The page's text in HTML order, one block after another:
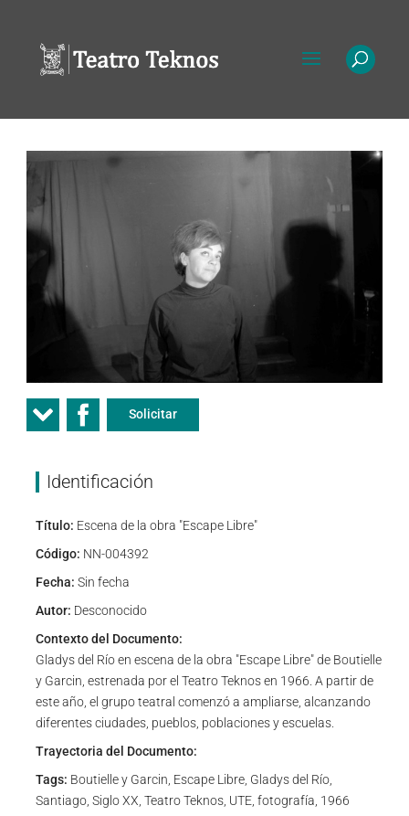
Solicitar
Identificación
Título: Escena de la obra "Escape Libre"
Código: NN-004392
Fecha: Sin fecha
Autor: Desconocido
Contexto del Documento:
Gladys del Río en escena de la obra "Escape Libre" de Boutielle
y Garcin, estrenada por el Teatro Teknos en 1966. A partir de
este año, el grupo teatral comenzó a ampliarse, alcanzando
diferentes ciudades, pueblos, poblaciones y escuelas.
Trayectoria del Documento:
Tags: Boutielle y Garcin, Escape Libre, Gladys del Río,
Santiago, Siglo XX, Teatro Teknos, UTE, fotografía, 1966